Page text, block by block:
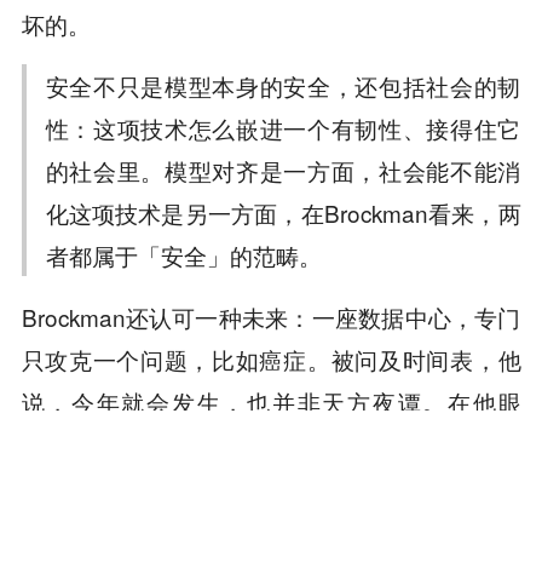
坏的。
安全不只是模型本身的安全，还包括社会的韧
性：这项技术怎么嵌进一个有韧性、接得住它
的社会里。模型对齐是一方面，社会能不能消
化这项技术是另一方面，在Brockman看来，两
者都属于「安全」的范畴。
Brockman还认可一种未来：一座数据中心，专门
只攻克一个问题，比如癌症。被问及时间表，他
说，今年就会发生，也并非天方夜谭。在他眼